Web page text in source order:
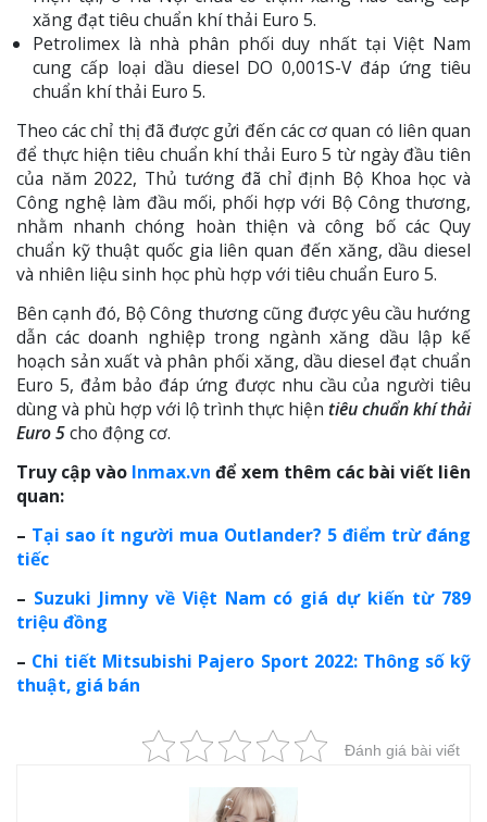
xăng đạt tiêu chuẩn khí thải Euro 5.
Petrolimex là nhà phân phối duy nhất tại Việt Nam
cung cấp loại dầu diesel DO 0,001S-V đáp ứng tiêu
chuẩn khí thải Euro 5.
Theo các chỉ thị đã được gửi đến các cơ quan có liên quan
để thực hiện tiêu chuẩn khí thải Euro 5 từ ngày đầu tiên
của năm 2022, Thủ tướng đã chỉ định Bộ Khoa học và
Công nghệ làm đầu mối, phối hợp với Bộ Công thương,
nhằm nhanh chóng hoàn thiện và công bố các Quy
chuẩn kỹ thuật quốc gia liên quan đến xăng, dầu diesel
và nhiên liệu sinh học phù hợp với tiêu chuẩn Euro 5.
Bên cạnh đó, Bộ Công thương cũng được yêu cầu hướng
dẫn các doanh nghiệp trong ngành xăng dầu lập kế
hoạch sản xuất và phân phối xăng, dầu diesel đạt chuẩn
Euro 5, đảm bảo đáp ứng được nhu cầu của người tiêu
dùng và phù hợp với lộ trình thực hiện tiêu chuẩn khí thải
Euro 5cho động cơ.
Truy cập vào Inmax.vn để xem thêm các bài viết liên
quan:
– Tại sao ít người mua Outlander? 5 điểm trừ đáng
tiếc
– Suzuki Jimny về Việt Nam có giá dự kiến từ 789
triệu đồng
– Chi tiết Mitsubishi Pajero Sport 2022: Thông số kỹ
thuật, giá bán
Đánh giá bài viết